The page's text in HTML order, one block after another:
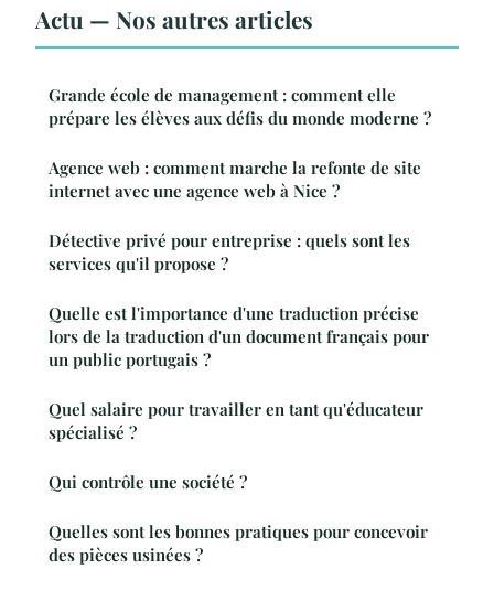
Actu — Nos autres articles
Grande école de management : comment elle
prépare les élèves aux défis du monde moderne ?
Agence web : comment marche la refonte de site
internet avec une agence web à Nice ?
Détective privé pour entreprise : quels sont les
services qu'il propose ?
Quelle est l'importance d'une traduction précise
lors de la traduction d'un document français pour
un public portugais ?
Quel salaire pour travailler en tant qu'éducateur
spécialisé ?
Qui contrôle une société ?
Quelles sont les bonnes pratiques pour concevoir
des pièces usinées ?